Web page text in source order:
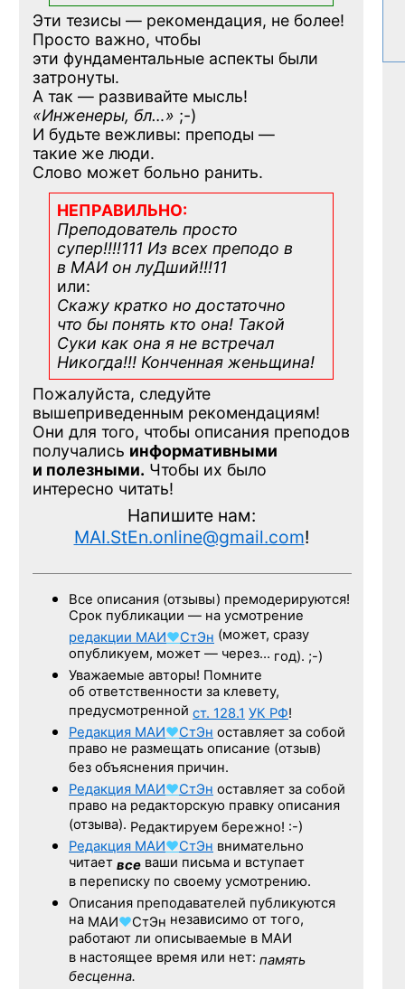
Эти тезисы — рекомендация, не более!
Просто важно, чтобы
эти фундаментальные аспекты были
затронуты.
А так — развивайте мысль!
«Инженеры, бл…» ;-)
И будьте вежливы: преподы —
такие же люди.
Слово может больно ранить.
НЕПРАВИЛЬНО:
Преподователь просто
супер!!!!111 Из всех преподо в
в МАИ он луДший!!!11
или:
Скажу кратко но достаточно
что бы понять кто она! Такой
Суки как она я не встречал
Никогда!!! Конченная женьщина!
Пожалуйста, следуйте
вышеприведенным рекомендациям!
Они для того, чтобы описания преподов
получались информативными
и полезными. Чтобы их было
интересно читать!
Напишите нам:
MAI.StEn.online@gmail.com!
Все описания (отзывы) премодерируются!
Срок публикации — на усмотрение
редакции МАИ♥СтЭн (может, сразу
опубликуем, может — через… год). ;-)
Уважаемые авторы! Помните
об ответственности за клевету,
предусмотренной ст. 128.1 УК РФ!
Редакция МАИ♥СтЭн оставляет за собой
право не размещать описание (отзыв)
без объяснения причин.
Редакция МАИ♥СтЭн оставляет за собой
право на редакторскую правку описания
(отзыва). Редактируем бережно! :-)
Редакция МАИ♥СтЭн внимательно
читает все ваши письма и вступает
в переписку по своему усмотрению.
Описания преподавателей публикуются
на МАИ♥СтЭн независимо от того,
работают ли описываемые в МАИ
в настоящее время или нет: память
бесценна.